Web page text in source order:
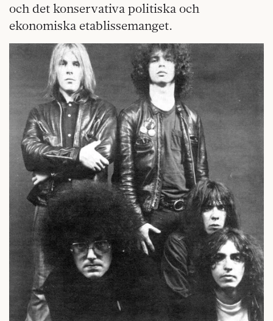
och det konservativa politiska och
ekonomiska etablissemanget.